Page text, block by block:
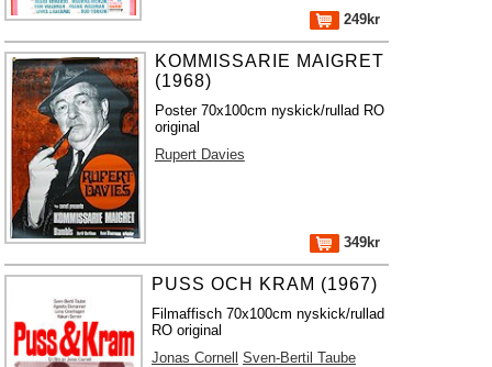
249kr
KOMMISSARIE MAIGRET
(1968)
Poster 70x100cm nyskick/rullad RO
original
Rupert Davies
349kr
PUSS OCH KRAM (1967)
Filmaffisch 70x100cm nyskick/rullad
RO original
Jonas Cornell
Sven-Bertil Taube